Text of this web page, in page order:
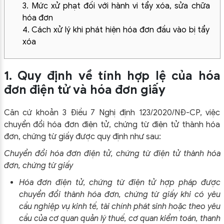
3. Mức xử phạt đối với hành vi tẩy xóa, sửa chữa
hóa đơn
4. Cách xử lý khi phát hiện hóa đơn đầu vào bị tẩy
xóa
1. Quy định về tính hợp lệ của hóa
đơn điện tử và hóa đơn giấy
Căn cứ khoản 3 Điều 7 Nghị định 123/2020/NĐ-CP, việc
chuyển đổi hóa đơn điện tử, chứng từ điện tử thành hóa
đơn, chứng từ giấy được quy định như sau:
Chuyển đổi hóa đơn điện tử, chứng từ điện tử thành hóa
đơn, chứng từ giấy
Hóa đơn điện tử, chứng từ điện tử hợp pháp được
chuyển đổi thành hóa đơn, chứng từ giấy khi có yêu
cầu nghiệp vụ kinh tế, tài chính phát sinh hoặc theo yêu
cầu của cơ quan quản lý thuế, cơ quan kiểm toán, thanh